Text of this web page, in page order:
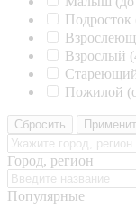
Подросток
Взрослый
Пожилой
Сбросить
Город, регион
Популярные